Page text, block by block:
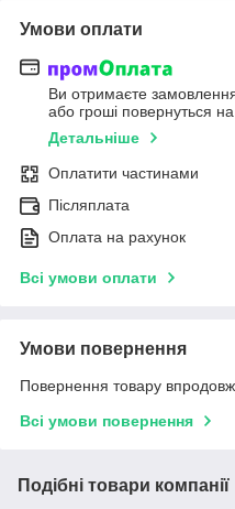
Умови оплати
Ви отримаєте
або гроші повернуться
Детальніше
Оплатити частинами
Післяплата
Оплата на рахунок
Всі умови оплати
Умови повернення
Повернення товару
Всі умови повернення
Подібні товари компанії